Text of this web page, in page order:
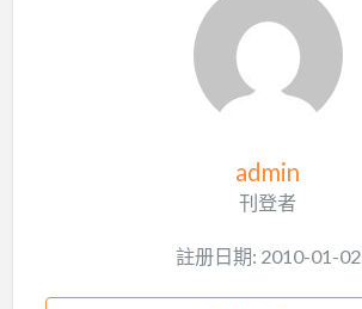
admin
刊登者
註册日期: 2010-01-02